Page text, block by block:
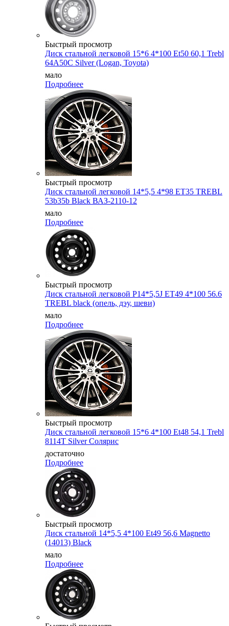
Быстрый просмотр
Диск стальной легковой 15*6 4*100 Et50 60,1 Trebl
64A50C Silver (Logan, Toyota)
мало
Подробнее
Быстрый просмотр
Диск стальной легковой 14*5,5 4*98 ET35 TREBL
53b35b Black ВАЗ-2110-12
мало
Подробнее
Быстрый просмотр
Диск стальной легковой P14*5,5J ET49 4*100 56.6
TREBL black (опель, дэу, шеви)
мало
Подробнее
Быстрый просмотр
Диск стальной легковой 15*6 4*100 Et48 54,1 Trebl
8114T Silver Cолярис
достаточно
Подробнее
Быстрый просмотр
Диск стальной 14*5,5 4*100 Et49 56,6 Magnetto
(14013) Black
мало
Подробнее